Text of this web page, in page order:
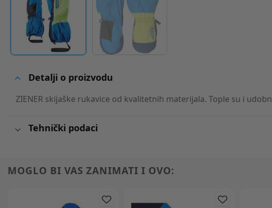
Detalji o proizvodu
ZIENER skijaške rukavice od kvalitetnih materijala. Tople su i
Tehnički podaci
MOGLO BI VAS ZANIMATI I OVO: